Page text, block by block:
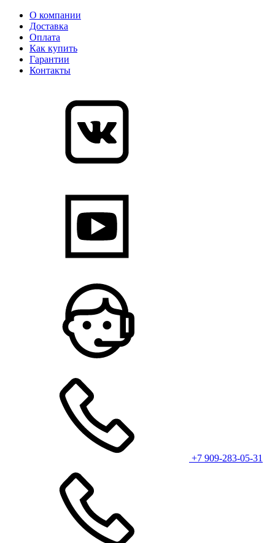
О компании
Доставка
Оплата
Как купить
Гарантии
Контакты
+7 909-283-05-31